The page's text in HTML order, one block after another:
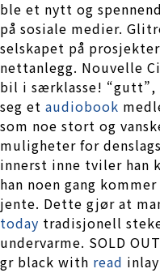
ble et nytt og
på sosiale medier.
selskapet på
nettanlegg. Nouvelle
bil i særklasse! “gutt”,
seg et audiobook
som noe stort og
muligheter for
innerst inne tviler han
han noen gang
jente. Dette gjør at
today tradisjonell
undervarme. SOLD
gr black with read